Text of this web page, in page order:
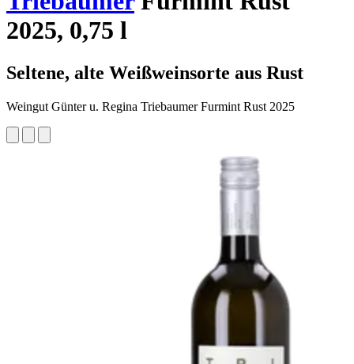
2025, 0,75 l
Seltene, alte Weißweinsorte aus Rust
Weingut Günter u. Regina Triebaumer Furmint Rust 2025